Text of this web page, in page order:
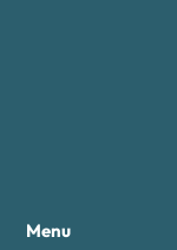
Menu